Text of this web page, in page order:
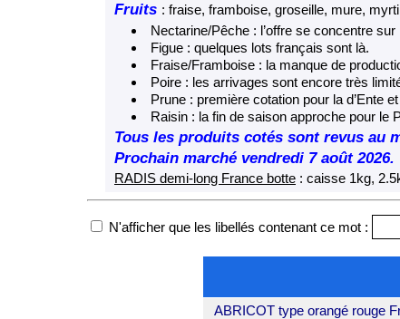
Fruits : fraise, framboise, groseille, mure,
Nectarine/Pêche : l’offre se concentre sur
Figue : quelques lots français sont là.
Fraise/Framboise : la manque de
Poire : les arrivages sont encore très
Prune : première cotation pour la d’Ente
Raisin : la fin de saison approche pour le
Tous les produits cotés sont revus au
Prochain marché vendredi 7 août 2026.
RADIS demi-long France botte : caisse 1kg,
N'afficher que les libellés contenant ce mot :
ABRICOT type orangé rouge